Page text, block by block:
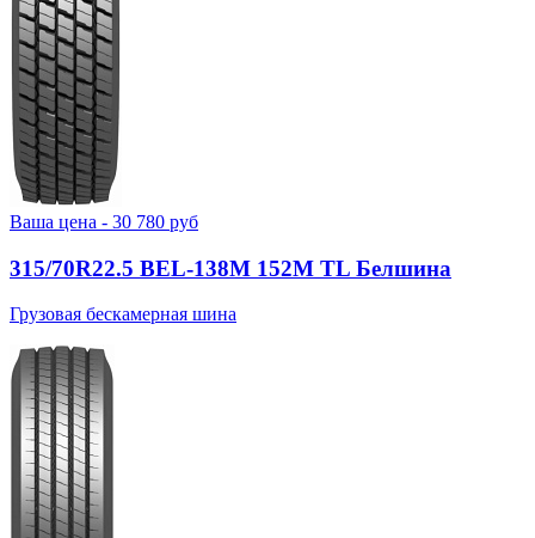
Ваша цена - 30 780 руб
315/70R22.5 BEL-138М 152M TL Белшина
Грузовая бескамерная шина